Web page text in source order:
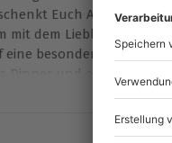
Euch
mit dem
besondere Weise zu
Dinner und erlebt